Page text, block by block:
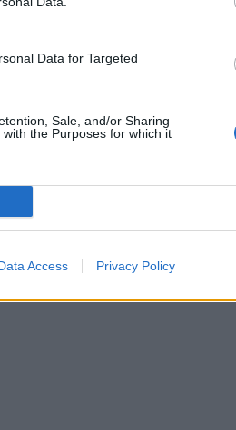
Data for Targeted
Sale, and/or Sharing
the Purposes for which it
Access Privacy Policy
une pâte consistante, de
du tissu ou de la gaze.